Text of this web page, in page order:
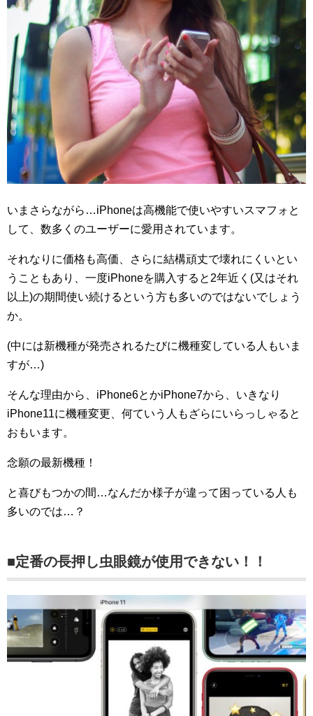
いまさらながら…iPhoneは高機能で使いやすいスマフォと
して、数多くのユーザーに愛用されています。
それなりに価格も高価、さらに結構頑丈で壊れにくいとい
うこともあり、一度iPhoneを購入すると2年近く(又はそれ
以上)の期間使い続けるという方も多いのではないでしょう
か。
(中には新機種が発売されるたびに機種変している人もいま
すが…)
そんな理由から、iPhone6とかiPhone7から、いきなり
iPhone11に機種変更、何ていう人もざらにいらっしゃると
おもいます。
念願の最新機種！
と喜びもつかの間…なんだか様子が違って困っている人も
多いのでは…？
■定番の長押し虫眼鏡が使用できない！！